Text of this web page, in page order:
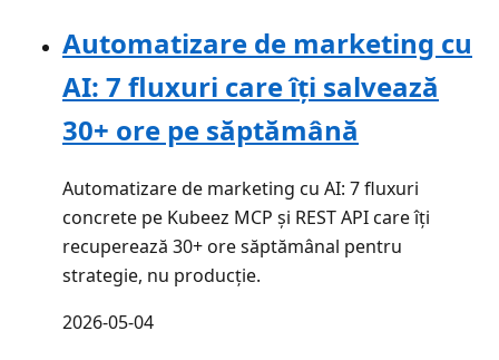
Automatizare de marketing cu
AI: 7 fluxuri care îți salvează
30+ ore pe săptămână
Automatizare de marketing cu AI: 7 fluxuri
concrete pe Kubeez MCP și REST API care îți
recuperează 30+ ore săptămânal pentru
strategie, nu producție.
2026-05-04